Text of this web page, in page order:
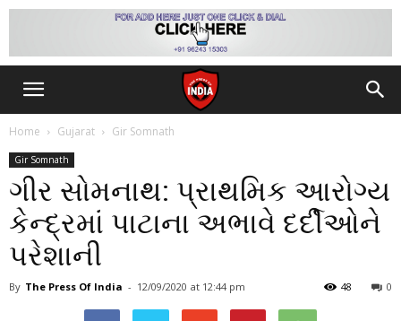
Home Gujarat Gir Somnath
Gir Somnath
ગીર સોમનાથ: પ્રાથમિક આરોગ્ય
કેન્દ્રમાં પાટાના અભાવે દર્દીઓને
પરેશાની
By The Press Of India - 12/09/2020 at 12:44 pm 0
48